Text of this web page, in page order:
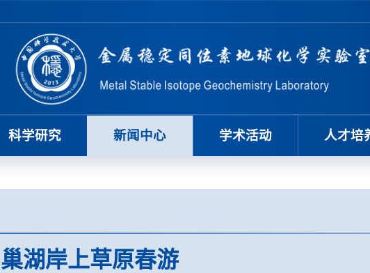
科学研究 新闻中心 学术活动 人才培
巢湖岸上草原春游